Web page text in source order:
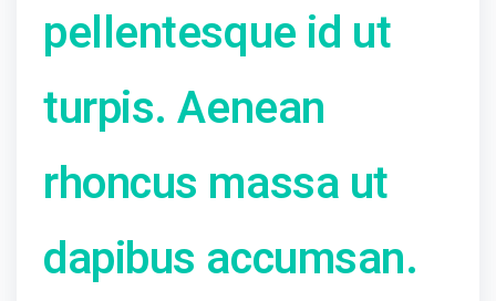
pellentesque id ut
turpis. Aenean
rhoncus massa ut
dapibus accumsan.